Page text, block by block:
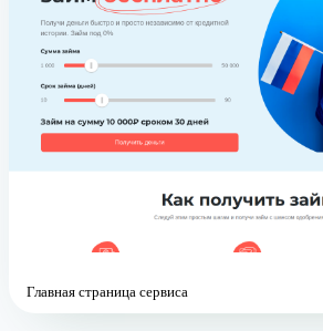
Главная страница сервиса